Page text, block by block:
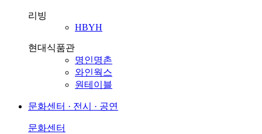
리빙
HBYH
현대식품관
명인명촌
와인웍스
원테이블
문화센터 · 전시 · 공연
문화센터